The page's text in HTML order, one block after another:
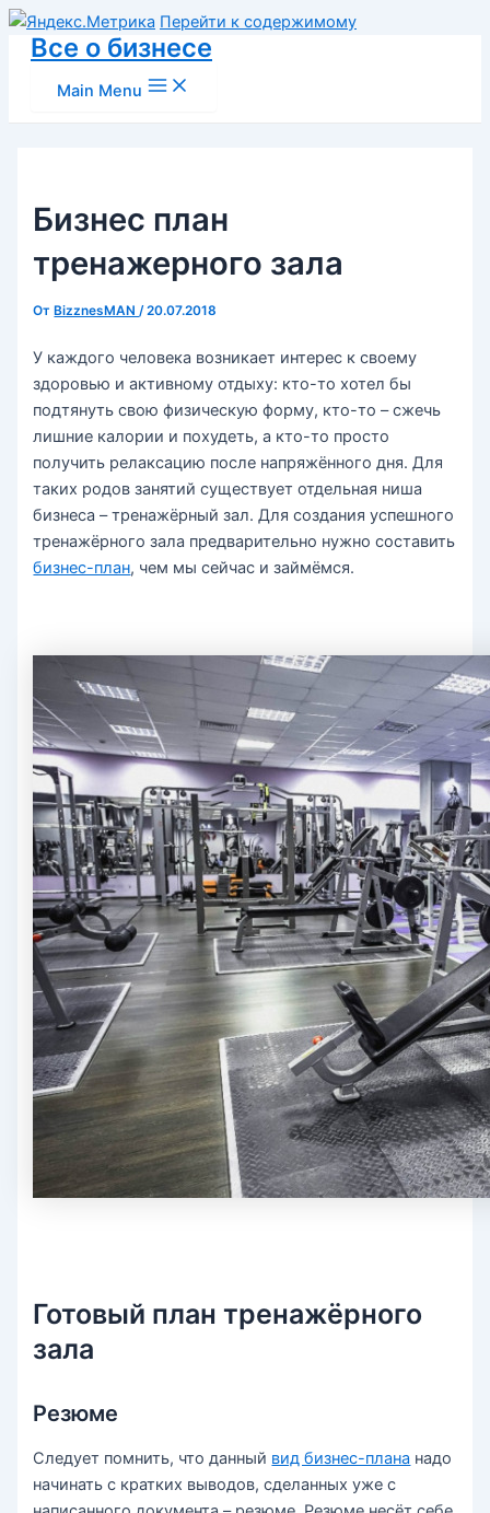
Перейти к содержимому
Все о бизнесе
Main Menu
Бизнес план
тренажерного зала
От BizznesMAN/20.07.2018
У каждого человека возникает интерес к своему
здоровью и активному отдыху: кто-то хотел бы
подтянуть свою физическую форму, кто-то – сжечь
лишние калории и похудеть, а кто-то просто
получить релаксацию после напряжённого дня. Для
таких родов занятий существует отдельная ниша
бизнеса – тренажёрный зал. Для создания успешного
тренажёрного зала предварительно нужно составить
бизнес-план, чем мы сейчас и займёмся.
Готовый план тренажёрного
зала
Резюме
Следует помнить, что данный вид бизнес-плана надо
начинать с кратких выводов, сделанных уже с